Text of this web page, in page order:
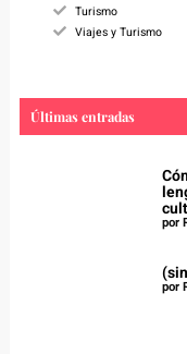
Turismo
Viajes y Turismo
Últimas entradas
por
por